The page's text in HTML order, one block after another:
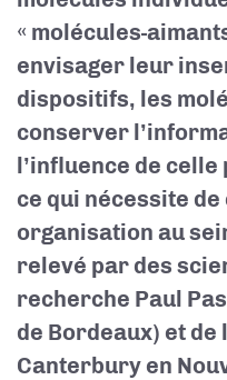
« molécules-
envisager leur
dispositifs, les
conserver
l’influence de
ce qui nécessite
organisation au
relevé par des
recherche Paul
de Bordeaux) et de
Canterbury en